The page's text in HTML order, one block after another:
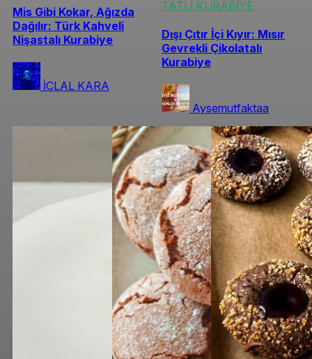
Mis Gibi Kokar, Ağızda
Dağılır: Türk Kahveli
Nişastalı Kurabiye
İCLAL KARA
TATLI KURABİYE
Dışı Çıtır İçi Kıyır: Mısır
Gevrekli Çikolatalı
Kurabiye
Aysemutfaktaa